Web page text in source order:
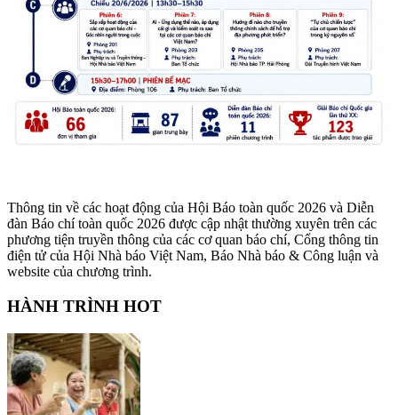
Thông tin về các hoạt động của Hội Báo toàn quốc 2026 và Diễn
đàn Báo chí toàn quốc 2026 được cập nhật thường xuyên trên các
phương tiện truyền thông của các cơ quan báo chí, Cổng thông tin
điện tử của Hội Nhà báo Việt Nam, Báo Nhà báo & Công luận và
website của chương trình.
HÀNH TRÌNH HOT